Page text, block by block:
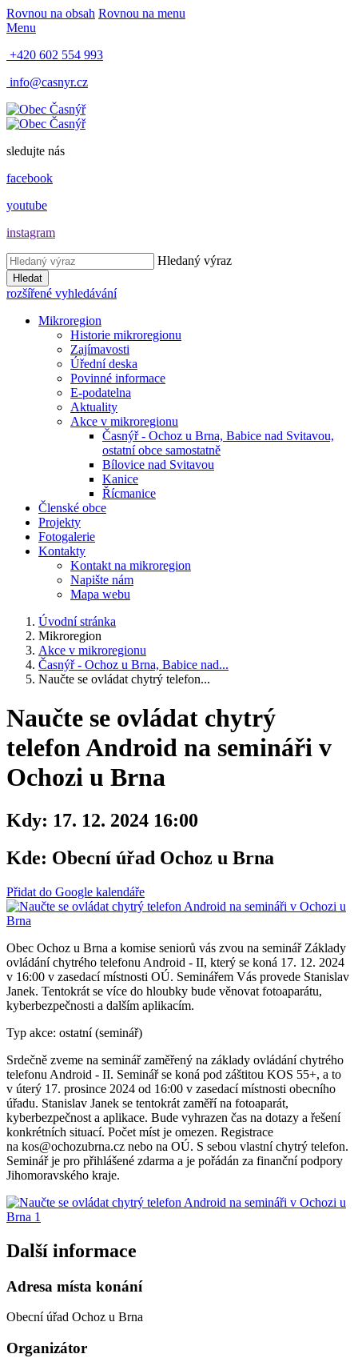
Rovnou na obsah Rovnou na menu
Menu
+420 602 554 993
info@casnyr.cz
sledujte nás
facebook
youtube
instagram
Hledaný výraz
Hledat
rozšířené vyhledávání
Mikroregion
Historie mikroregionu
Zajímavosti
Úřední deska
Povinné informace
E-podatelna
Aktuality
Akce v mikroregionu
Časnýř - Ochoz u Brna, Babice nad Svitavou,
ostatní obce samostatně
Bílovice nad Svitavou
Kanice
Řícmanice
Členské obce
Projekty
Fotogalerie
Kontakty
Kontakt na mikroregion
Napište nám
Mapa webu
Úvodní stránka
Mikroregion
Akce v mikroregionu
Časnýř - Ochoz u Brna, Babice nad...
Naučte se ovládat chytrý telefon...
Naučte se ovládat chytrý
telefon Android na semináři v
Ochozi u Brna
Kdy: 17. 12. 2024 16:00
Kde: Obecní úřad Ochoz u Brna
Přidat do Google kalendáře
Obec Ochoz u Brna a komise seniorů vás zvou na seminář Základy
ovládání chytrého telefonu Android - II, který se koná 17. 12. 2024
v 16:00 v zasedací místnosti OÚ. Seminářem Vás provede Stanislav
Janek. Tentokrát se více do hloubky bude věnovat fotoaparátu,
kyberbezpečnosti a dalším aplikacím.
Typ akce: ostatní (seminář)
Srdečně zveme na seminář zaměřený na základy ovládání chytrého
telefonu Android - II. Seminář se koná pod záštitou KOS 55+, a to
v úterý 17. prosince 2024 od 16:00 v zasedací místnosti obecního
úřadu. Stanislav Janek se tentokrát zaměří na fotoaparát,
kyberbezpečnost a aplikace. Bude vyhrazen čas na dotazy a řešení
konkrétních situací. Počet míst je omezen. Registrace
na kos@ochozubrna.cz nebo na OÚ. S sebou vlastní chytrý telefon.
Seminář je pro přihlášené zdarma a je pořádán za finanční podpory
Jihomoravského kraje.
Další informace
Adresa místa konání
Obecní úřad Ochoz u Brna
Organizátor